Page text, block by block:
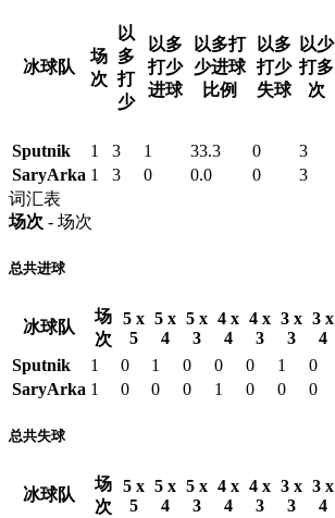
冰球队
场
次
以
多
打
少
以多
打少
进球
以多打
少进球
比例
以多
打少
失球
以少
打多
次
Sputnik
1 3 1 33.3 0 3
SaryArka 1 3 0 0.0 0 3
词汇表
场次 - 场次
总共进球
冰球队
场
次
5 x
5
5 x
4
5 x
3
4 x
4
4 x
3
3 x
3
3 x
4
Sputnik
1 0 1 0 0 0 1 0
SaryArka 1 0 0 0 1 0 0 0
总共失球
冰球队
场
次
5 x
5
5 x
4
5 x
3
4 x
4
4 x
3
3 x
3
3 x
4